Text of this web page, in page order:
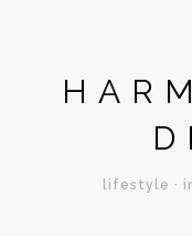
lifestyle ·